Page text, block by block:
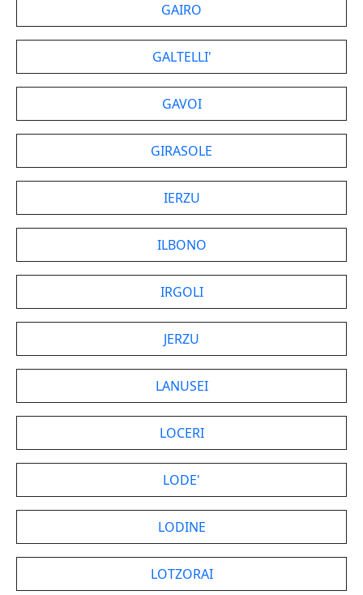
GAIRO
GALTELLI'
GAVOI
GIRASOLE
IERZU
ILBONO
IRGOLI
JERZU
LANUSEI
LOCERI
LODE'
LODINE
LOTZORAI